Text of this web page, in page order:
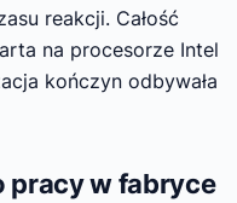
reakcji. Całość
na procesorze Intel
kończyn odbywała
pracy w fabryce